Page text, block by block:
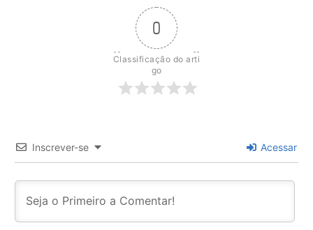
0
Classificação do arti
go
Inscrever-se Acessar